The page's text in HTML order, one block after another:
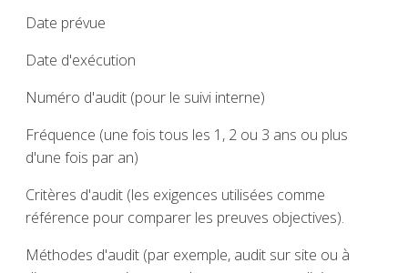
Date prévue
Date d'exécution
Numéro d'audit (pour le suivi interne)
Fréquence (une fois tous les 1, 2 ou 3 ans ou plus
d'une fois par an)
Critères d'audit (les exigences utilisées comme
référence pour comparer les preuves objectives).
Méthodes d'audit (par exemple, audit sur site ou à